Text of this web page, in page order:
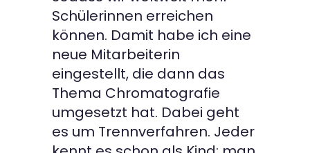
Schülerinnen erreichen
können. Damit habe ich eine
neue Mitarbeiterin
eingestellt, die dann das
Thema Chromatografie
umgesetzt hat. Dabei geht
es um Trennverfahren. Jeder